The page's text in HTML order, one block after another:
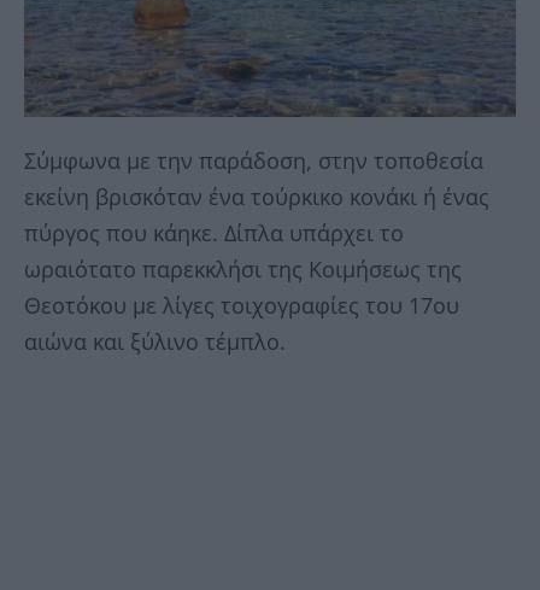
Σύμφωνα με την παράδοση, στην τοποθεσία
εκείνη βρισκόταν ένα τούρκικο κονάκι ή ένας
πύργος που κάηκε. Δίπλα υπάρχει το
ωραιότατο παρεκκλήσι της Kοιμήσεως της
Θεοτόκου με λίγες τοιχογραφίες του 17ου
αιώνα και ξύλινο τέμπλο.